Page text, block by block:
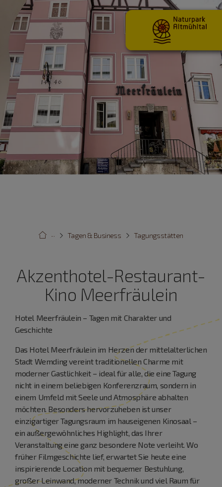
Tagungsstätten
Tagen & Business
···
Akzenthotel-Restaurant-
Kino Meerfräulein
Hotel Meerfräulein – Tagen mit Charakter und
Geschichte
Das Hotel Meerfräulein im Herzen der mittelalterlichen
Stadt Wemding vereint traditionellen Charme mit
moderner Gastlichkeit – ideal für alle, die eine Tagung
nicht in einem beliebigen Konferenzraum, sondern in
einem Umfeld mit Seele und Atmosphäre abhalten
möchten. Besonders hervorzuheben ist unser
einzigartiger Tagungsraum im hauseigenen Kinosaal –
ein außergewöhnliches Highlight, das Ihrer
Veranstaltung eine ganz besondere Note verleiht. Wo
früher Filmgeschichte lief, erwartet Sie heute eine
inspirierende Location mit bequemer Bestuhlung,
großer Leinwand, moderner Technik und viel Raum für